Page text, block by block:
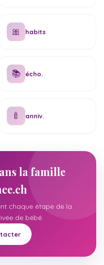
🎀 habits
📚 écho.
🍼 anniv.
la famille
chaque étape de la
de bébé.